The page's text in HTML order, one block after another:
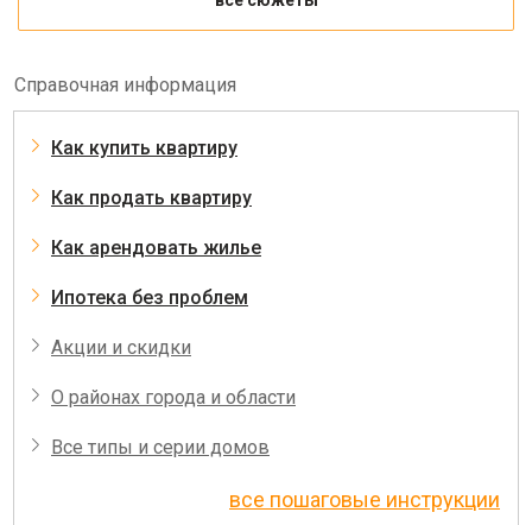
Справочная информация
Как купить квартиру
Как продать квартиру
Как арендовать жилье
Ипотека без проблем
Акции и скидки
О районах города и области
Все типы и серии домов
все пошаговые инструкции